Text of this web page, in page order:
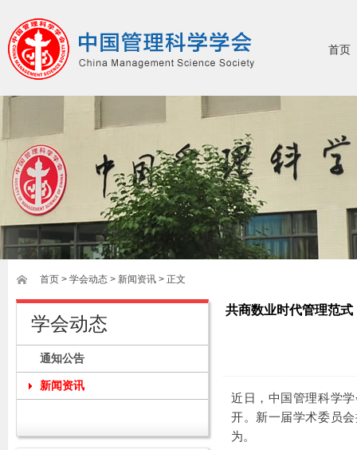
首页
首页 > 学会动态 > 新闻资讯 > 正文
学会动态
通知公告
新闻资讯
共商数业时代管理范
近日，中国管理科学
开。新一届学术委员
为。